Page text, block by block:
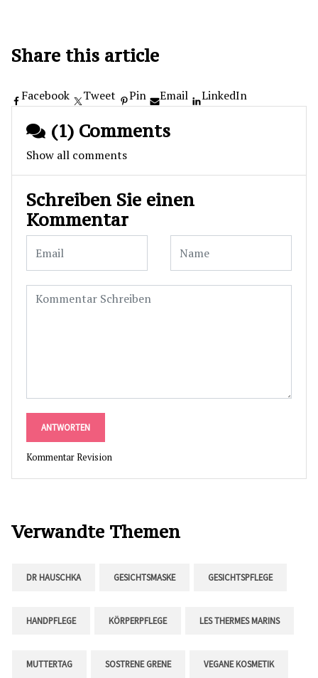
Share this article
Facebook Tweet Pin Email LinkedIn
(1) Comments
Show all comments
Schreiben Sie einen
Kommentar
ANTWORTEN
Kommentar Revision
Verwandte Themen
DR HAUSCHKA GESICHTSMASKE GESICHTSPFLEGE
HANDPFLEGE KÖRPERPFLEGE LES THERMES MARINS
MUTTERTAG SOSTRENE GRENE VEGANE KOSMETIK